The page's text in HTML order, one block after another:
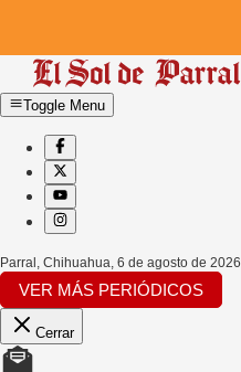
Toggle Menu
Parral, Chihuahua 6 de agosto de 2026
VER MÁS PERIÓDICOS
Cerrar